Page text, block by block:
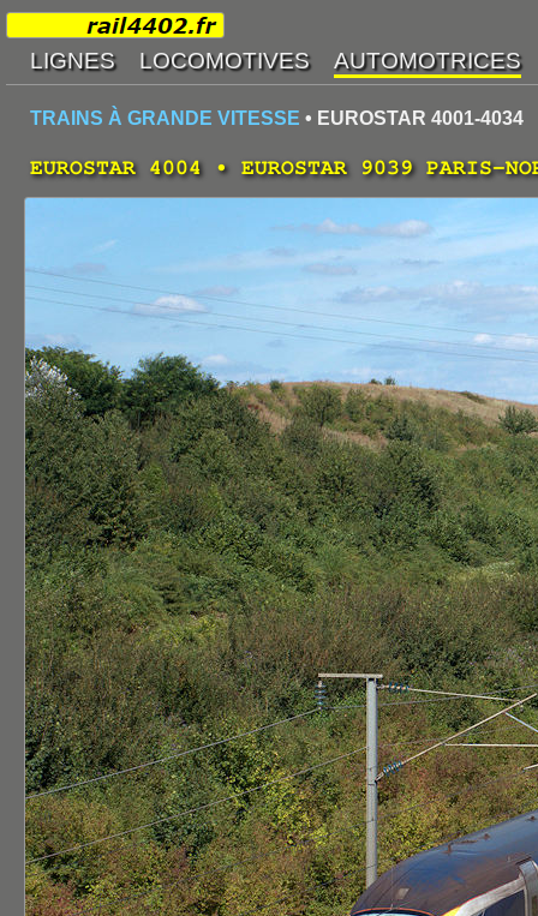
TRAINS À GRANDE VITESSE • EUROSTAR 4001-4034
EUROSTAR 4004 • EUROSTAR 9039 PARIS-